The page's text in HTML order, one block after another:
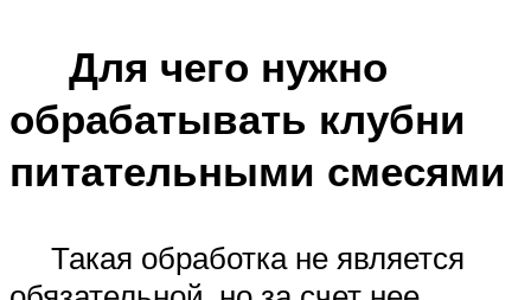
Для чего нужно
обрабатывать клубни
питательными смесями
Такая обработка не является